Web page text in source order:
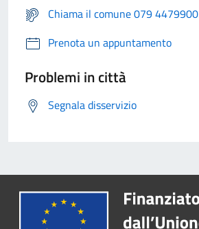
Chiama il comune 079 4479900
Prenota un appuntamento
Problemi in città
Segnala disservizio